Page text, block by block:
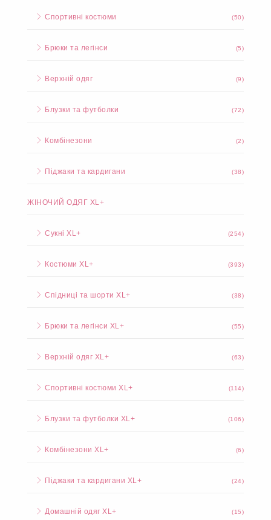
Спортивні костюми (50)
Брюки та легінси (5)
Верхній одяг (9)
Блузки та футболки (72)
Комбінезони (2)
Піджаки та кардигани (38)
ЖІНОЧИЙ ОДЯГ XL+
Сукні XL+ (254)
Костюми XL+ (393)
Спідниці та шорти XL+ (38)
Брюки та легінси XL+ (55)
Верхній одяг XL+ (63)
Спортивні костюми XL+ (114)
Блузки та футболки XL+ (106)
Комбінезони XL+ (6)
Піджаки та кардигани XL+ (24)
Домашній одяг XL+ (15)